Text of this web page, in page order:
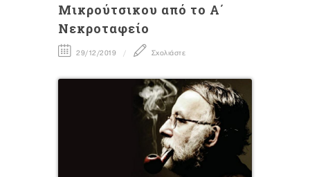
Μικρούτσικου από το Α΄
Νεκροταφείο
29/12/2019 Σχολιάστε